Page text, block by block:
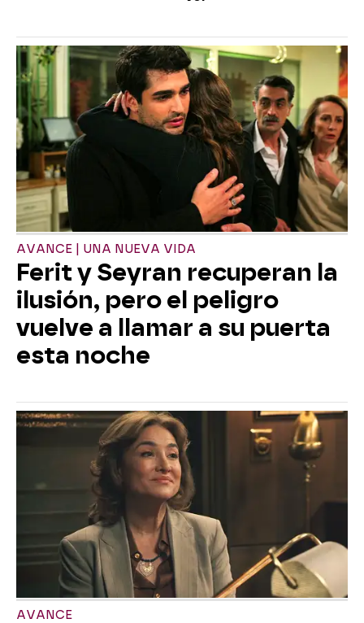
AVANCE | UNA NUEVA VIDA
Ferit y Seyran recuperan la
ilusión, pero el peligro
vuelve a llamar a su puerta
esta noche
AVANCE